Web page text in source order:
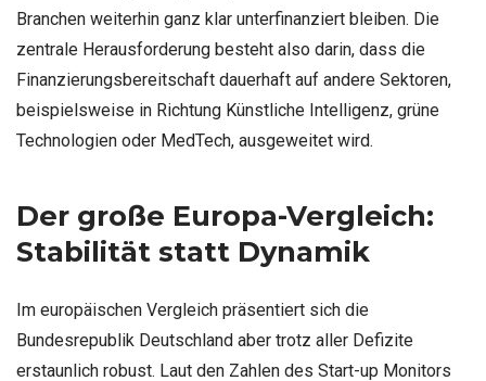
Branchen weiterhin ganz klar unterfinanziert bleiben. Die
zentrale Herausforderung besteht also darin, dass die
Finanzierungsbereitschaft dauerhaft auf andere Sektoren,
beispielsweise in Richtung Künstliche Intelligenz, grüne
Technologien oder MedTech, ausgeweitet wird.
Der große Europa-Vergleich:
Stabilität statt Dynamik
Im europäischen Vergleich präsentiert sich die
Bundesrepublik Deutschland aber trotz aller Defizite
erstaunlich robust. Laut den Zahlen des Start-up Monitors